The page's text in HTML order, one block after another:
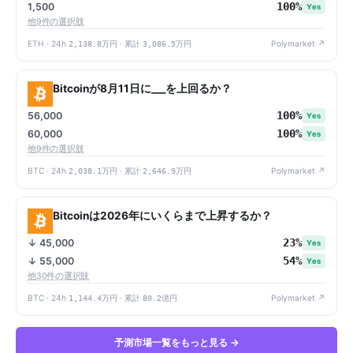
1,500 100% Yes
他9件の選択肢
ETH · 24h 2,138.8万円 · 累計 3,086.5万円 Polymarket ↗
Bitcoinが8月11日に___を上回るか？
56,000 100% Yes
60,000 100% Yes
他9件の選択肢
BTC · 24h 2,038.1万円 · 累計 2,646.9万円 Polymarket ↗
Bitcoinは2026年にいくらまで上昇するか？
↓ 45,000 23% Yes
↓ 55,000 54% Yes
他30件の選択肢
BTC · 24h 1,144.4万円 · 累計 80.2億円 Polymarket ↗
予測市場一覧をもっと見る →